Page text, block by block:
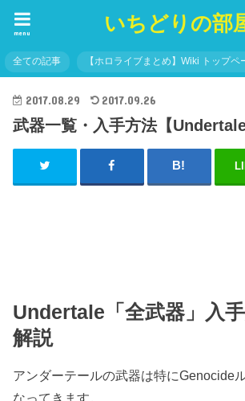
いちどりの部
menu
全ての記事 【ホロライブまとめ】Wiki トップペ
2017.08.29 2017.09.26
武器一覧・入手方法【Undertale
Undertale「全武器」入
解説
アンダーテールの武器は特にGenocide
なってきます。